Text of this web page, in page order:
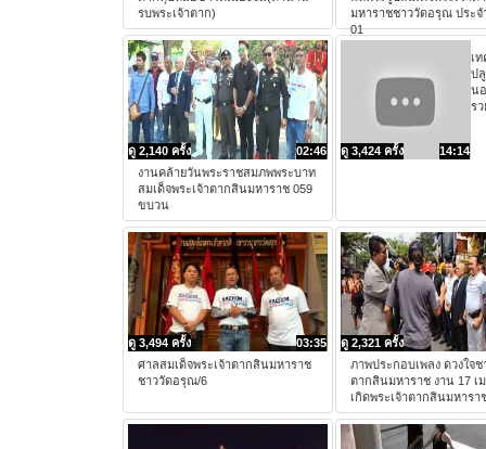
รบพระเจ้าตาก)
มหาราชชาววัดอรุณ ประจ
01
02:46
ดู 2,140 ครั้ง
งานคล้ายวันพระราชสมภพพระบาท
สมเด็จพระเจ้าตากสินมหาราช 059
ขบวน
14:14
ดู 3,424 ครั้ง
เ
ป
น
รว
03:35
ดู 3,494 ครั้ง
ศาลสมเด็จพระเจ้าตากสินมหาราช
ชาววัดอรุณ/6
ดู 2,321 ครั้ง
ภาพประกอบเพลง ดวงใจ
ตากสินมหาราช งาน 17 เ
เกิดพระเจ้าตากสินมหารา